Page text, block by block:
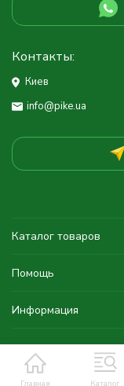
Главная Каталог
Контакты:
Киев
info@pike.ua
Каталог товаров
Помощь
Информация